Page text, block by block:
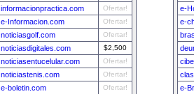
informacionpractica.com Ofertar!
e-Informacion.com Ofertar!
noticiasgolf.com Ofertar!
noticiasdigitales.com $2,500
noticiasentucelular.com Ofertar!
noticiastenis.com Ofertar!
e-boletin.com Ofertar!
e-
e-
e-